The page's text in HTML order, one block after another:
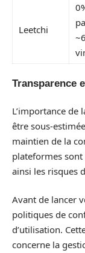
Leetchi
Transparence
L’importance
être sous-
maintien de la
plateformes
ainsi les risques
Avant de lancer
politiques de
d’utilisation.
concerne la